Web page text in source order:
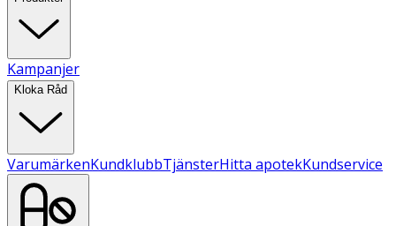
Kampanjer
Kloka Råd
VarumärkenKundklubbTjänsterHitta apotekKundservice